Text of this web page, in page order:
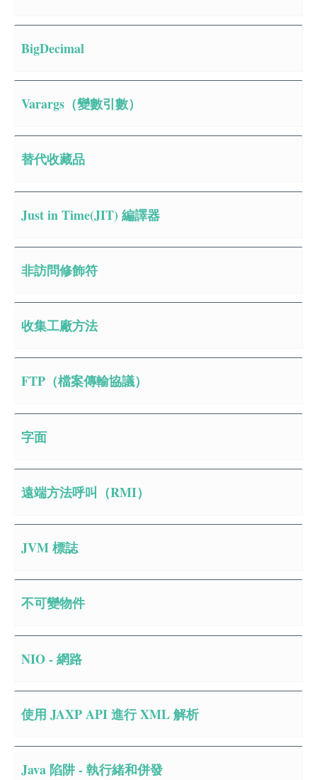
BigDecimal
Varargs（變數引數）
替代收藏品
Just in Time(JIT) 編譯器
非訪問修飾符
收集工廠方法
FTP（檔案傳輸協議）
字面
遠端方法呼叫（RMI）
JVM 標誌
不可變物件
NIO - 網路
使用 JAXP API 進行 XML 解析
Java 陷阱 - 執行緒和併發